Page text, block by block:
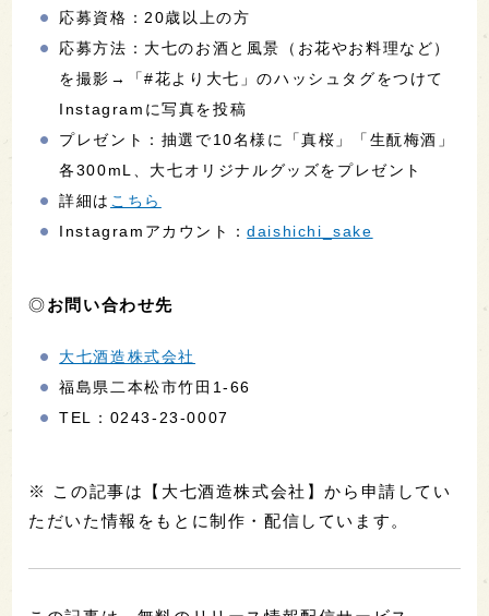
応募資格：20歳以上の方
応募方法：大七のお酒と風景（お花やお料理など）
を撮影→「#花より大七」のハッシュタグをつけて
Instagramに写真を投稿
プレゼント：抽選で10名様に「真桜」「生酛梅酒」
各300mL、大七オリジナルグッズをプレゼント
詳細は こちら
Instagramアカウント：daishichi_sake
◎お問い合わせ先
大七酒造株式会社
福島県二本松市⽵田1-66
TEL：0243-23-0007
※ この記事は【大七酒造株式会社】から申請してい
ただいた情報をもとに制作・配信しています。